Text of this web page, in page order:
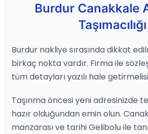
Burdur Canakkale
Taşımacılığı
Burdur nakliye sırasında dikkat
birkaç nokta vardır. Firma ile
tüm detayları yazılı hale
Taşınma öncesi yeni adresinizde
hazır olduğundan emin olun.
manzarası ve tarihi Gelibolu ile